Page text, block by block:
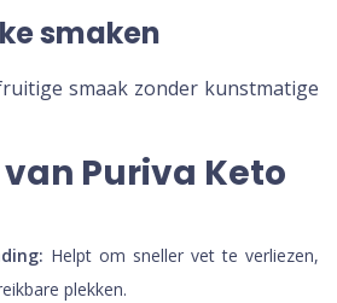
smaken
smaak zonder kunstmatige
Puriva Keto
Helpt om sneller vet te verliezen,
plekken.